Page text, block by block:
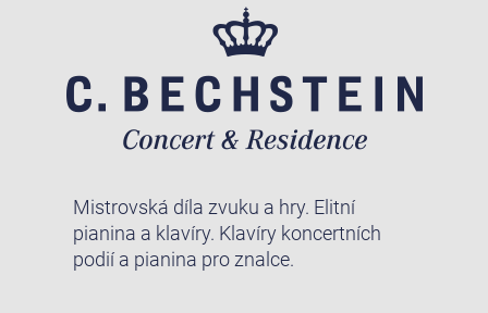
Mistrovská díla zvuku a hry. Elitní
pianina a klavíry. Klavíry koncertních
podií a pianina pro znalce.